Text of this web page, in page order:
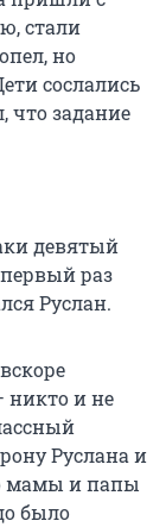
стали
но
сослались
что задание
девятый
первый раз
Руслан.
никто и не
Руслана и
мамы и папы
было